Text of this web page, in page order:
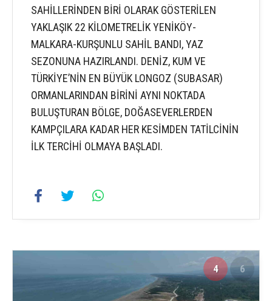
SAHİLLERİNDEN BİRİ OLARAK GÖSTERİLEN
YAKLAŞIK 22 KİLOMETRELİK YENİKÖY-
MALKARA-KURŞUNLU SAHİL BANDI, YAZ
SEZONUNA HAZIRLANDI. DENİZ, KUM VE
TÜRKİYE’NİN EN BÜYÜK LONGOZ (SUBASAR)
ORMANLARINDAN BİRİNİ AYNI NOKTADA
BULUŞTURAN BÖLGE, DOĞASEVERLERDEN
KAMPÇILARA KADAR HER KESİMDEN TATİLCİNİN
İLK TERCİHİ OLMAYA BAŞLADI.
4 6